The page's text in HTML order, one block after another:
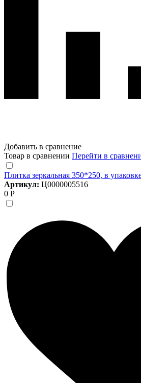
Добавить в сравнение
Товар в сравнении Перейти в
Плитка зеркальная 350*250, в
Артикул: Ц0000005516
0 Р